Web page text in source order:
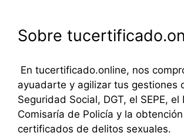
Sobre
En tucertificado.online, nos
ayuadarte y agilizar tus gestiones
Seguridad Social, DGT, el SEPE, el
Comisaría de Policía y la
certificados de delitos sexuales.